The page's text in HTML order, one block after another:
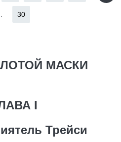
30
МАСКИ
I
Трейси